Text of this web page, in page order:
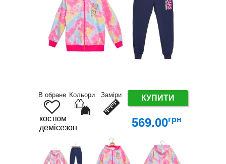
В обране Кольори Заміри КУПИТИ
костюм
демісезон
569.00грн